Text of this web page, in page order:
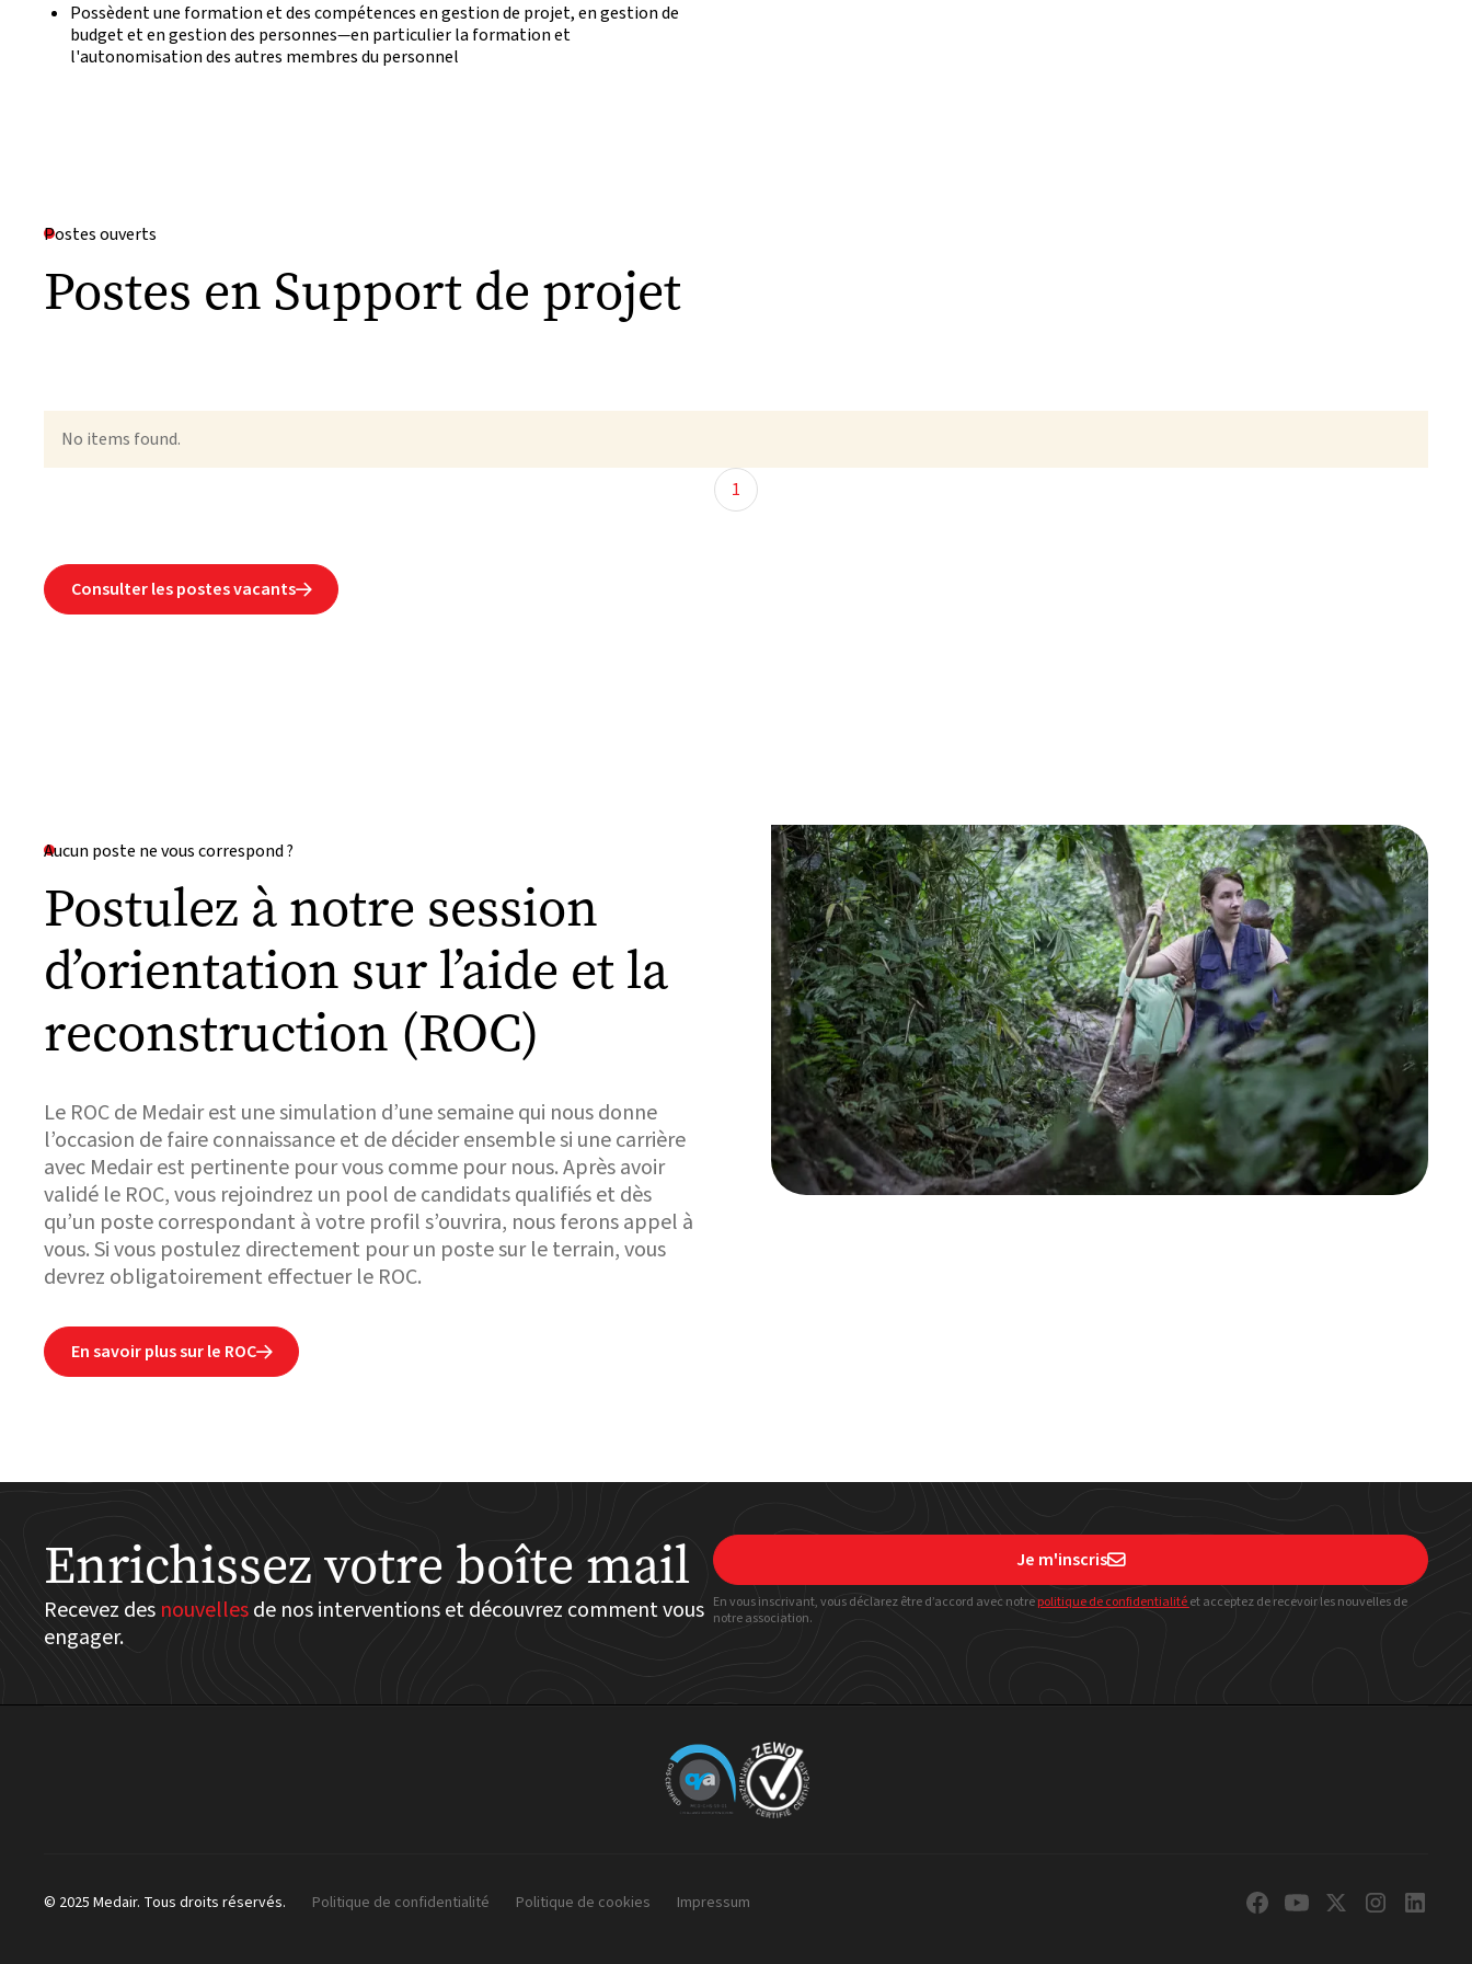
Possèdent une formation et des compétences en gestion de projet, en gestion de
budget et en gestion des personnes—en particulier la formation et
l'autonomisation des autres membres du personnel
Postes ouverts
Postes en Support de projet
No items found.
1
Consulter les postes vacants
Aucun poste ne vous correspond ?
Postulez à notre session
d’orientation sur l’aide et la
reconstruction (ROC)
Le ROC de Medair est une simulation d’une semaine qui nous donne
l’occasion de faire connaissance et de décider ensemble si une carrière
avec Medair est pertinente pour vous comme pour nous. Après avoir
validé le ROC, vous rejoindrez un pool de candidats qualifiés et dès
qu’un poste correspondant à votre profil s’ouvrira, nous ferons appel à
vous. Si vous postulez directement pour un poste sur le terrain, vous
devrez obligatoirement effectuer le ROC.
En savoir plus sur le ROC
Enrichissez votre boîte mail
Recevez des nouvellesde nos interventions et découvrez comment vous
engager.
Je m'inscris
En vous inscrivant, vous déclarez être d’accord avec notrepolitiquede confidentialitéet acceptez de recevoir les nouvelles de
notre association.
© 2025 Medair. Tous droits réservés. Politique de confidentialité Politique de cookies Impressum